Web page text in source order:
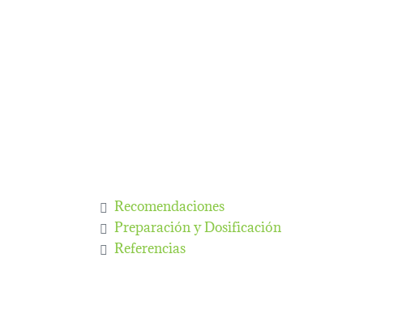
Recomendaciones
Preparación y Dosificación
Referencias